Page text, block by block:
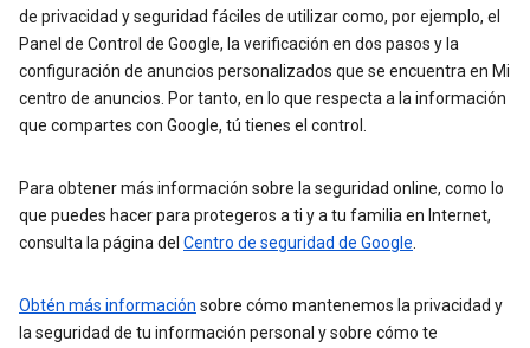
de privacidad y seguridad fáciles de utilizar como, por ejemplo, el
Panel de Control de Google, la verificación en dos pasos y la
configuración de anuncios personalizados que se encuentra en Mi
centro de anuncios. Por tanto, en lo que respecta a la información
que compartes con Google, tú tienes el control.
Para obtener más información sobre la seguridad online, como lo
que puedes hacer para protegeros a ti y a tu familia en Internet,
consulta la página del Centro de seguridad de Google
Obtén más información sobre cómo mantenemos la privacidad y
la seguridad de tu información personal y sobre cómo te